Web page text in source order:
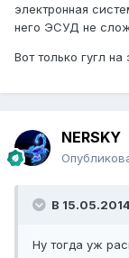
электронная
него ЭСУД не
Вот только гугл
NERSKY
В
Ну тогда уж